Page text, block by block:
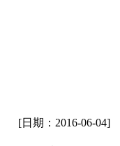
[日期：2016-06-04]